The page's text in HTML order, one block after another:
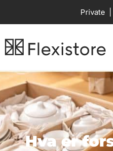
Private
Hva er